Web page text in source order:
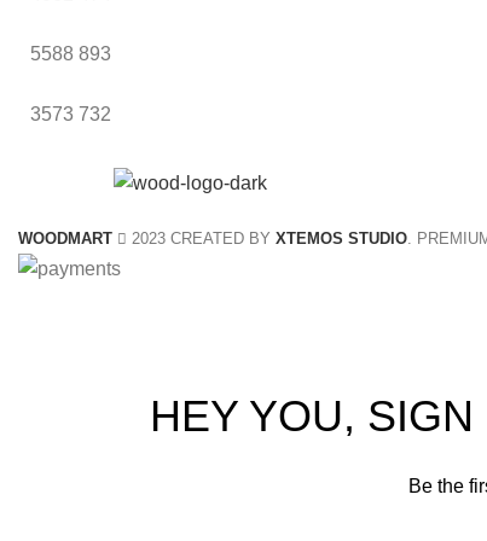
5588 893
3573 732
WOODMART 2023 CREATED BY XTEMOS STUDIO .
HEY YOU,
Be the